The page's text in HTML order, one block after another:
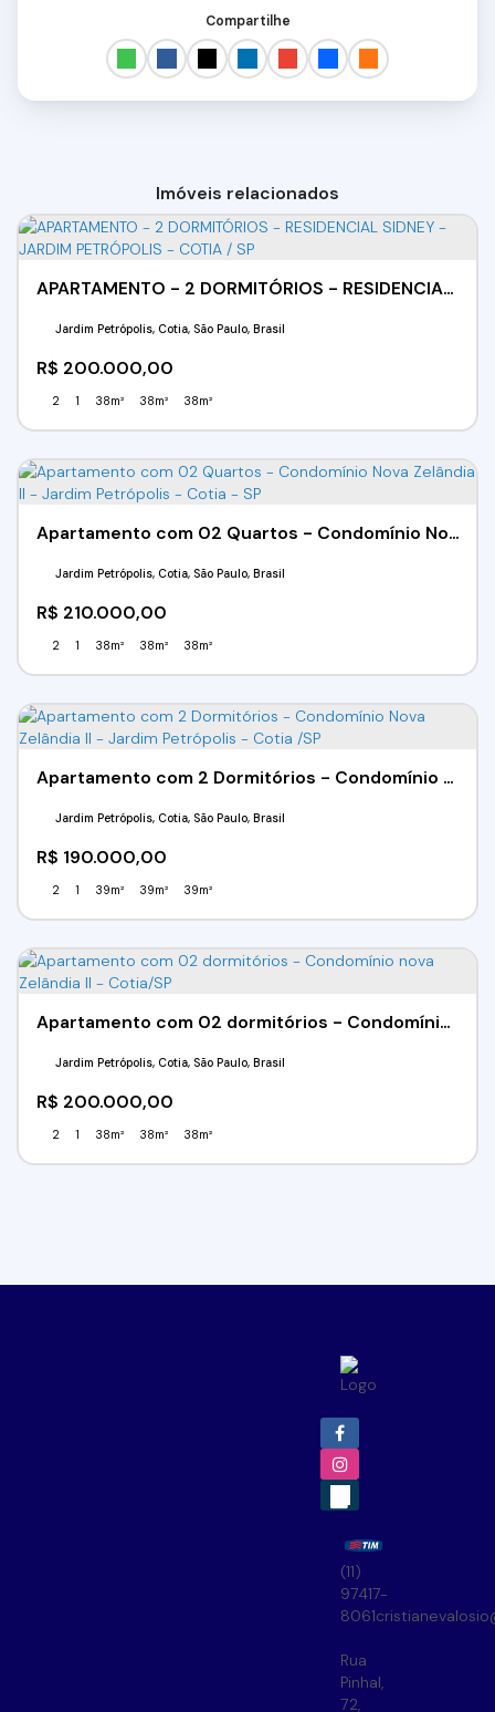
Compartilhe
Imóveis relacionados
APARTAMENTO - 2 DORMITÓRIOS - RESIDENCIAL SIDNEY -JARDIM PETRÓPOLIS - COTIA / SP
R$ 200.000,00
Jardim Petrópolis, Cotia, São Paulo, Brasil
2 1 38m² 38m² 38m²
Apartamento com 02 Quartos - Condomínio Nova Zelândia Il - Jardim Petrópolis - Cotia - SP
R$ 210.000,00
Jardim Petrópolis, Cotia, São Paulo, Brasil
2 1 38m² 38m² 38m²
Apartamento com 2 Dormitórios - Condomínio Nova Zelândia II - Jardim Petrópolis - Cotia /SP
R$ 190.000,00
Jardim Petrópolis, Cotia, São Paulo, Brasil
2 1 39m² 39m² 39m²
Apartamento com 02 dormitórios - Condomínio nova Zelândia II - Cotia/SP
R$ 200.000,00
Jardim Petrópolis, Cotia, São Paulo, Brasil
2 1 38m² 38m² 38m²
(11)
97417-
8061
Rua
Pinhal,
72,